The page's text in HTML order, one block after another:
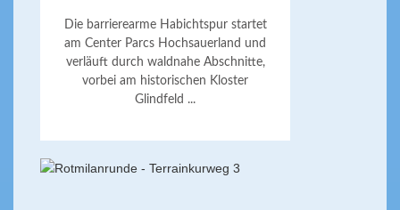
Die barrierearme Habichtspur startet
am Center Parcs Hochsauerland und
verläuft durch waldnahe Abschnitte,
vorbei am historischen Kloster
Glindfeld ...